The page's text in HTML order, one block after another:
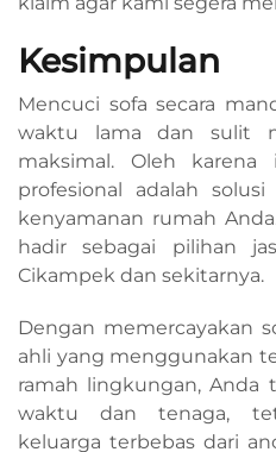
Kesimpulan
Mencuci sofa secara
waktu lama dan sulit
maksimal. Oleh karena
profesional adalah
kenyamanan rumah
hadir sebagai pilihan
Cikampek dan sekitarnya.
Dengan memercayakan
ahli yang menggunakan
ramah lingkungan, Anda
waktu dan tenaga,
keluarga terbebas dari